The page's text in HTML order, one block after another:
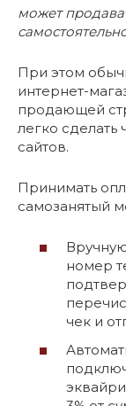
может
При этом
интернет-
продающей
легко сделать
сайтов.
Принимать
самозанятый
номер
чек и